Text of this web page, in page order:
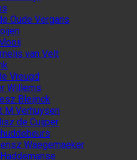
Oude Vergans
van Velt
Vreugd
Willems
Bleijnck
M Verhuysen
de Cuijper
Waegemaeker